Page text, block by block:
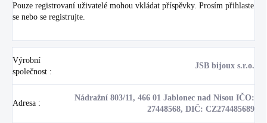
Pouze registrovaní uživatelé mohou vkládat příspěvky. Prosím přihlaste
se nebo se registrujte
Výrobní
společnost :
JSB bijoux s.r.o.
Adresa :
Nádražní 803/11, 466 01 Jablonec nad Nisou IČO:
27448568, DIČ: CZ274485689